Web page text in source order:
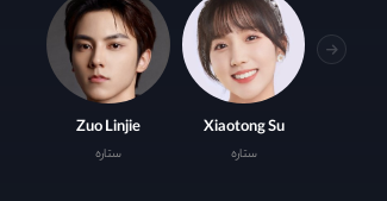
Xiaotong Su
ستاره
Zuo Linjie
ستاره